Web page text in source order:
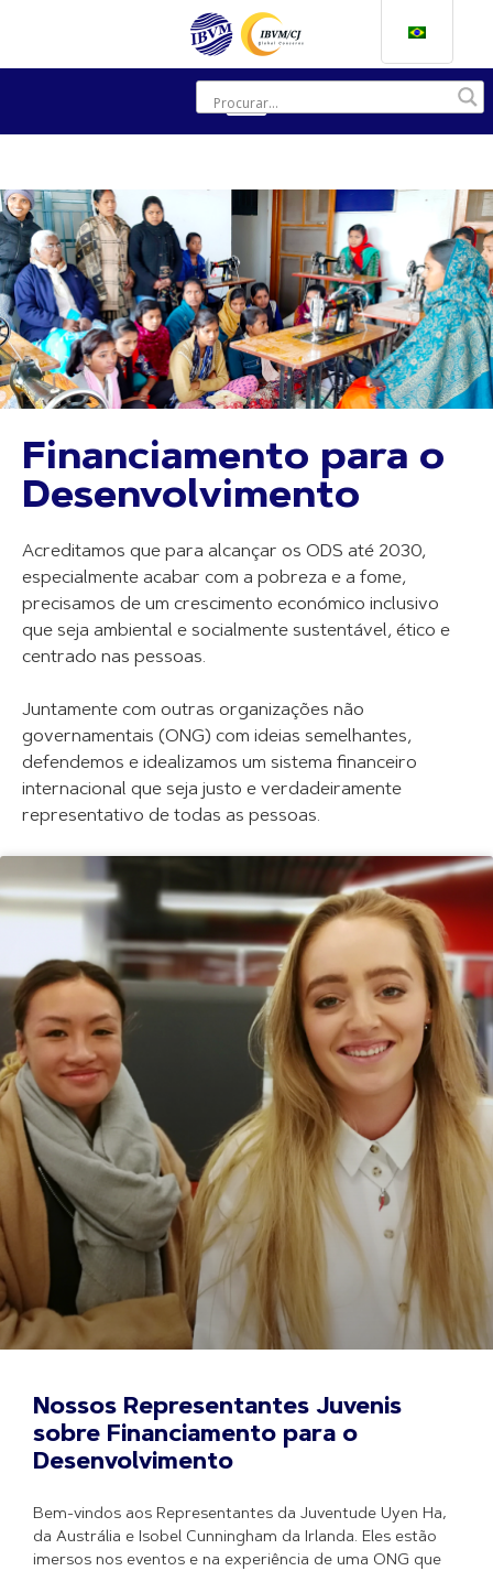
Financiamento para o
Desenvolvimento
Acreditamos que para alcançar os ODS até 2030,
especialmente acabar com a pobreza e a fome,
precisamos de um crescimento económico inclusivo
que seja ambiental e socialmente sustentável, ético e
centrado nas pessoas.
Juntamente com outras organizações não
governamentais (ONG) com ideias semelhantes,
defendemos e idealizamos um sistema financeiro
internacional que seja justo e verdadeiramente
representativo de todas as pessoas.
Nossos Representantes Juvenis
sobre Financiamento para o
Desenvolvimento
Bem-vindos aos Representantes da Juventude Uyen Ha,
da Austrália e Isobel Cunningham da Irlanda. Eles estão
imersos nos eventos e na experiência de uma ONG que